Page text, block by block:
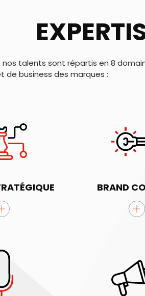
nos talents sont répartis en 8
de business des marques :
BRAND